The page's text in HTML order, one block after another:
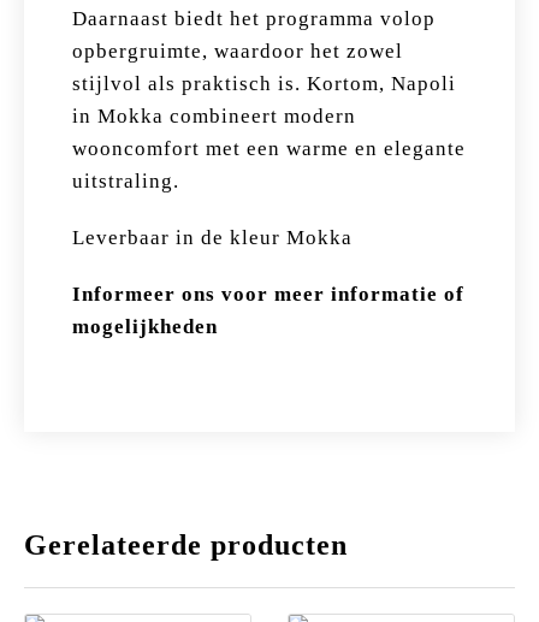
Daarnaast biedt het programma volop
opbergruimte, waardoor het zowel
stijlvol als praktisch is. Kortom, Napoli
in Mokka combineert modern
wooncomfort met een warme en elegante
uitstraling.
Leverbaar in de kleur Mokka
Informeer ons voor meer informatie of
mogelijkheden
Gerelateerde producten